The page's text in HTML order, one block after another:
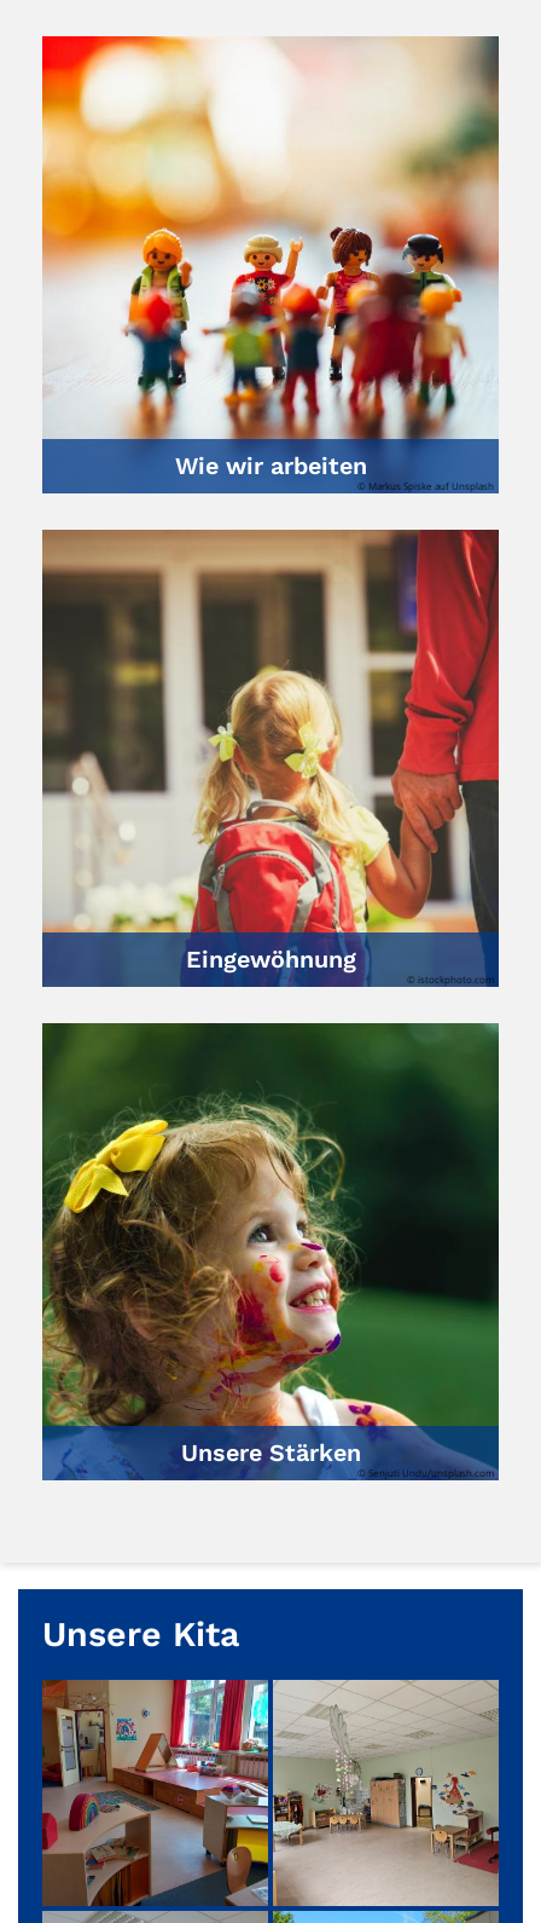
Wie wir arbeiten
© Markus Spiske auf Unsplash
Eingewöhnung
© istockphoto.com
Unsere Stärken
© Senjuti Undu/unsplash.com
Unsere Kita